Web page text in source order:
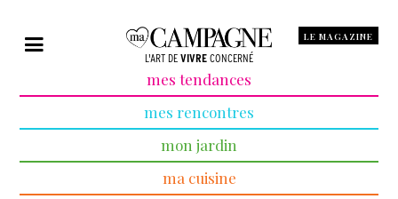
L'ART DE VIVRE CONCERNÉ
LE MAGAZINE
mes tendances
mes rencontres
mon jardin
ma cuisine